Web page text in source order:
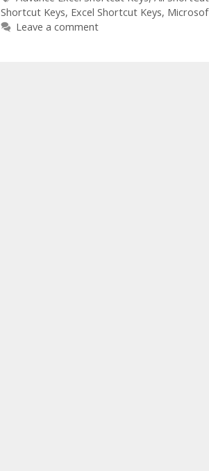
Shortcut Keys, Excel Shortcut Keys,
Leave a comment